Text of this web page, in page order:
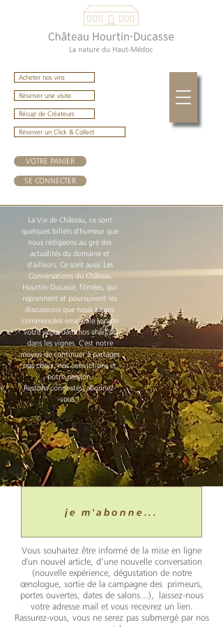
Acheter nos vins
Réserver une visite
Récup' de Créateurs
VOTRE PANIER
Réserver un Click & Collect
SE CONNECTER
La Vie de Château, ce sont
quelques billets d'humeur que
nous rédigeons au gré des
actualités du domaine et
d'ailleurs. Ce sont aussi Les
Conversations du Château
Hourtin-Ducasse, filmées, qui
reprennent et poursuivent les
discussions que nous avions
commencées ensemble lors de
votre visite dans nos chais et
dans les vignes. C'est notre
moyen de continuer à partager
nos choix, nos convictions et
notre passion.
Restons connectés, abonnez-
vous !
je m'abonne...
Vous souhaitez être informé de la mise en ligne
d'un nouvel article, d’une nouvelle conversation
(nouvelle expérience, dégustation de notre
œnologue, sortie de la campagne des primeurs,
portes ouvertes, dates de salons...), laissez-nous
votre adresse mail et vous recevrez un lien.
Rassurez-vous, vous ne serez pas submergé par nos